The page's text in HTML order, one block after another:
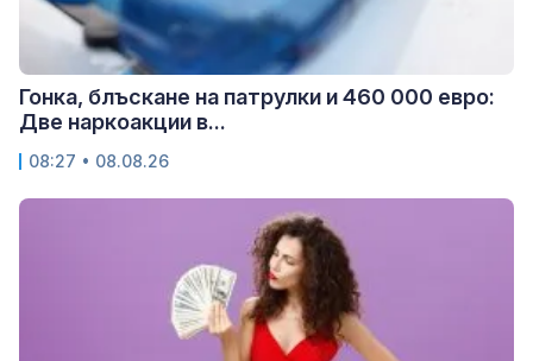
Гонка, блъскане на патрулки и 460 000 евро:
Две наркоакции в...
08:27 • 08.08.26